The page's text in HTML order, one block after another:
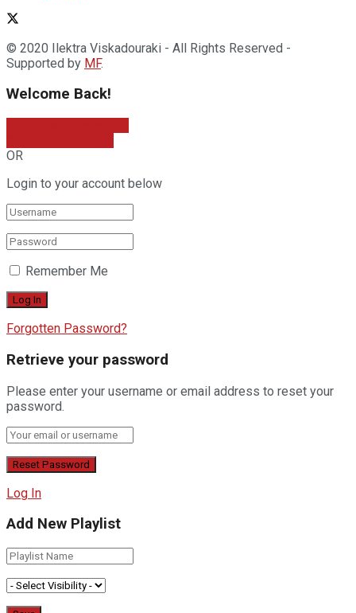
© 2020 Ilektra Viskadouraki - All Rights Reserved -
Supported by MF.
Welcome Back!
OR
Login to your account below
Remember Me
Forgotten Password?
Retrieve your password
Please enter your username or email address to reset your
password.
Log In
Add New Playlist